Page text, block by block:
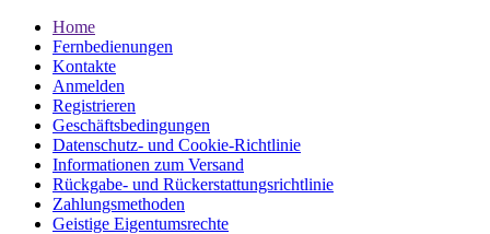
Home
Fernbedienungen
Kontakte
Anmelden
Registrieren
Geschäftsbedingungen
Datenschutz- und Cookie-Richtlinie
Informationen zum Versand
Rückgabe- und Rückerstattungsrichtlinie
Zahlungsmethoden
Geistige Eigentumsrechte